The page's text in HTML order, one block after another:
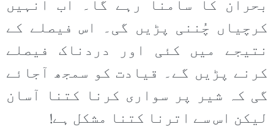
بحران کا سامنا رہے گا۔ اب انہیں
کرچیاں چُننی پڑیں گی۔ اس فیصلے کے
نتیجے میں کئی اور دردناک فیصلے
کرنے پڑیں گے۔ قیادت کو سمجھ آجائے
گی کہ شیر پر سواری کرنا کتنا آسان
لیکن اس سے اترنا کتنا مشکل ہے!